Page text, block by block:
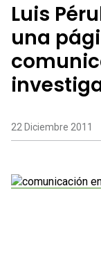
Luis
una
22 Diciembre 2011